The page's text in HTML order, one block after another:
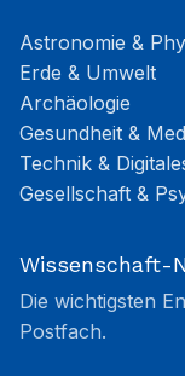
Astronomie &
Erde & Umwelt
Archäologie
Gesundheit &
Technik &
Gesellschaft &
Wissenschaft-
Die wichtigsten
Postfach.